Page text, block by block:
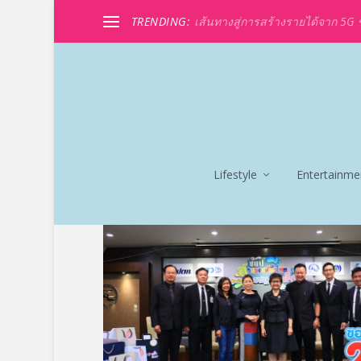
TRENDING: เส้นทางสู่การสร้างรายได้จาก
Lifestyle
นายศุภกร มูลสุวรรณ